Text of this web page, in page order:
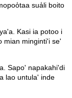
sua̒li boito
Kasi ia potoo i
mian minginti'i se'
Sapo' napakahi'di
lao untula' inde